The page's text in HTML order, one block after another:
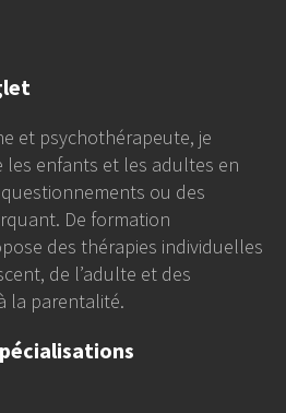
et psychothérapeute, je
les enfants et les adultes en
ou des
De formation
des thérapies individuelles
de l’adulte et des
la parentalité.